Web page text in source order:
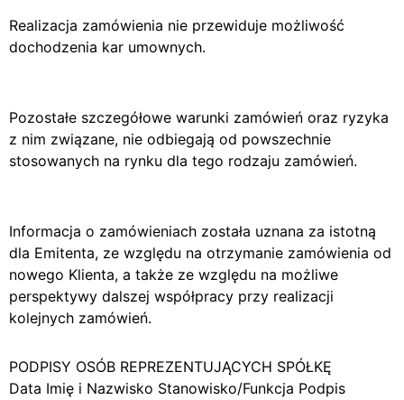
Realizacja zamówienia nie przewiduje możliwość
dochodzenia kar umownych.
Pozostałe szczegółowe warunki zamówień oraz ryzyka
z nim związane, nie odbiegają od powszechnie
stosowanych na rynku dla tego rodzaju zamówień.
Informacja o zamówieniach została uznana za istotną
dla Emitenta, ze względu na otrzymanie zamówienia od
nowego Klienta, a także ze względu na możliwe
perspektywy dalszej współpracy przy realizacji
kolejnych zamówień.
PODPISY OSÓB REPREZENTUJĄCYCH SPÓŁKĘ
Data Imię i Nazwisko Stanowisko/Funkcja Podpis